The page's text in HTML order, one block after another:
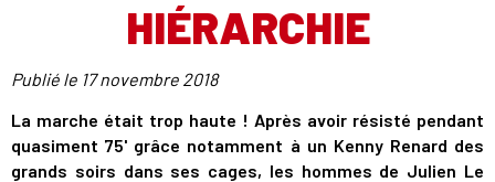
HIÉRARCHIE
Publié le 17 novembre 2018
La marche était trop haute ! Après avoir résisté pendant
quasiment 75' grâce notamment à un Kenny Renard des
grands soirs dans ses cages, les hommes de Julien Le